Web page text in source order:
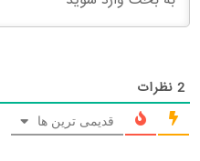
2 نظرات
قدیمی ترین ها